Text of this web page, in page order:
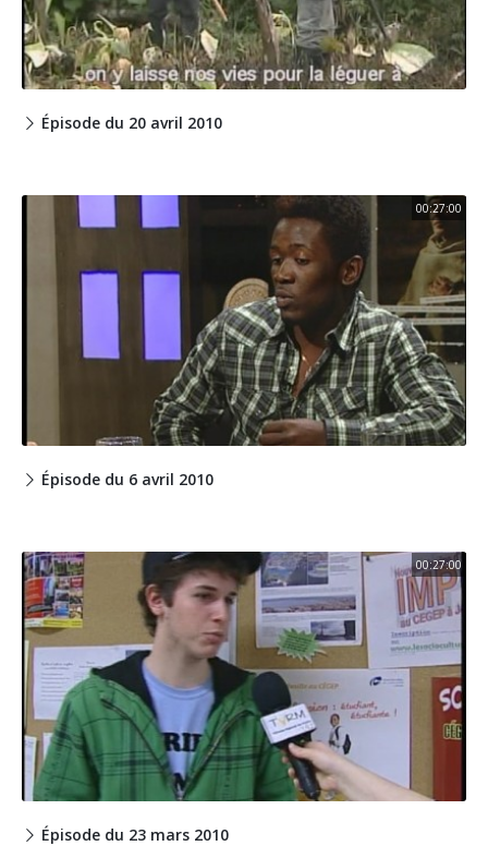
Épisode du 20 avril 2010
00:27:00
Épisode du 6 avril 2010
00:27:00
Épisode du 23 mars 2010